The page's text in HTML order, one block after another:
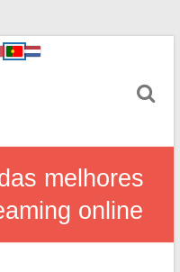
melhores
online